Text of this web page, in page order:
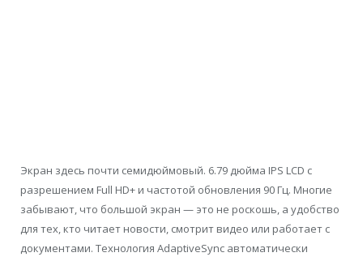
Экран здесь почти семидюймовый. 6.79 дюйма IPS LCD с
разрешением Full HD+ и частотой обновления 90 Гц. Многие
забывают, что большой экран — это не роскошь, а удобство
для тех, кто читает новости, смотрит видео или работает с
документами. Технология AdaptiveSync автоматически